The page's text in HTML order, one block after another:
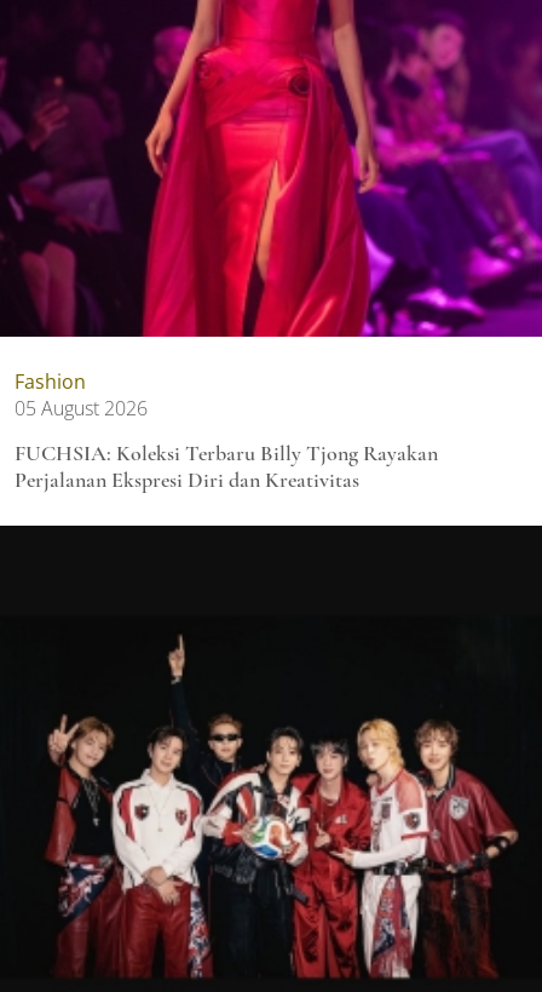
Fashion
05 August 2026
FUCHSIA: Koleksi Terbaru Billy Tjong Rayakan
Perjalanan Ekspresi Diri dan Kreativitas